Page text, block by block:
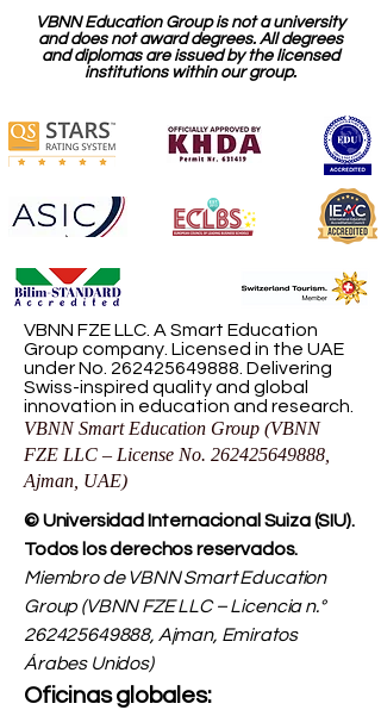
VBNN Education Group is not a university
and does not award degrees. All degrees
and diplomas are issued by the licensed
institutions within our group.
VBNN FZE LLC. A Smart Education
Group company. Licensed in the UAE
under No. 262425649888. Delivering
Swiss-inspired quality and global
innovation in education and research.
VBNN Smart Education Group (VBNN
FZE LLC – License No. 262425649888
Ajman, UAE)
© Universidad Internacional Suiza (SIU).
Todos los derechos reservados.
Miembro de VBNN Smart Education
Group (VBNN FZE LLC – Licencia n.°
262425649888, Ajman, Emiratos
Árabes Unidos)
Oficinas globales: